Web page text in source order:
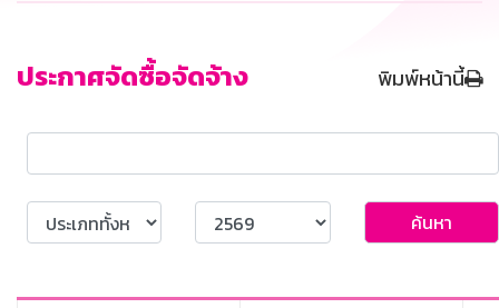
ประกาศจัดซื้อจัดจ้าง พิมพ์หน้านี้
ค้นหา